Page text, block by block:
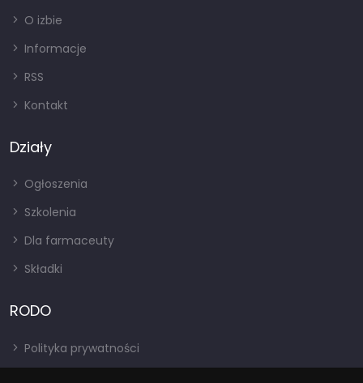
O izbie
Informacje
RSS
Kontakt
Działy
Ogłoszenia
Szkolenia
Dla farmaceuty
Składki
RODO
Polityka prywatności